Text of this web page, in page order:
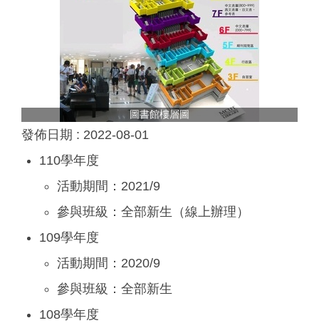
圖書館樓層圖
發佈日期 : 2022-08-01
110學年度
活動期間：2021/9
參與班級：全部新生（線上辦理）
109學年度
活動期間：2020/9
參與班級：全部新生
108學年度